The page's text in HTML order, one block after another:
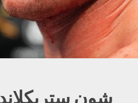
شون ستريكلاند: